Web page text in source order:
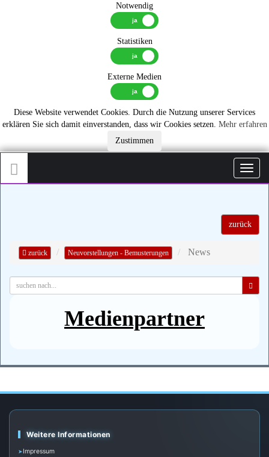
Notwendig
Statistiken
Externe Medien
Diese Website verwendet Cookies. Durch die Nutzung unserer Services
erklären Sie sich damit einverstanden, dass wir Cookies setzen. Mehr erfahren
Zustimmen
zurück
zurück Neuvorstellungen - Bemusterungen News
Medienpartner
Weitere Informationen
Impressum